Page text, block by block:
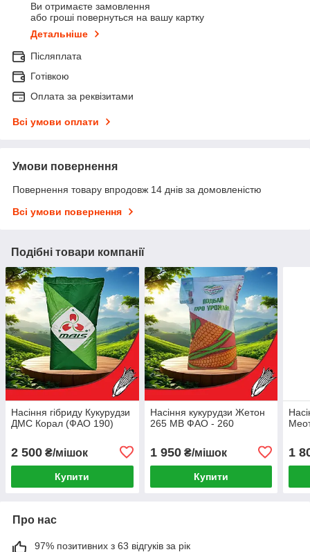
Ви отримаєте замовлення
або гроші повернуться на вашу картку
Детальніше
Післяплата
Готівкою
Оплата за реквізитами
Всі умови оплати
Умови повернення
Повернення товару впродовж 14 днів за домовленістю
Всі умови повернення
Подібні товари компанії
Насіння гібриду Кукурудзи
ДМС Корал (ФАО 190)
2 500 ₴/мішок
Купити
Насіння кукурудзи Жетон
265 МВ ФАО - 260
1 950₴/мішок
Купити
1
Про нас
97% позитивних з 63 відгуків за рік